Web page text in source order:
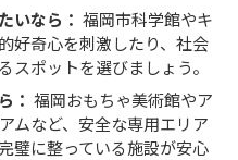
いなら： 福岡市科学館やキ
好奇心を刺激したり、社会
スポットを選びましょう。
： 福岡おもちゃ美術館やア
ムなど、安全な専用エリア
璧に整っている施設が安心